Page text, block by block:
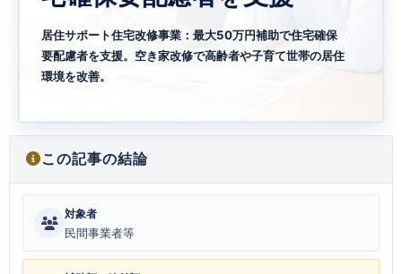
居住サポート住宅改修事業：最大50万円補助で住宅確保
要配慮者を支援。空き家改修で高齢者や子育て世帯の居住
環境を改善。
この記事の結論
対象者
民間事業者等